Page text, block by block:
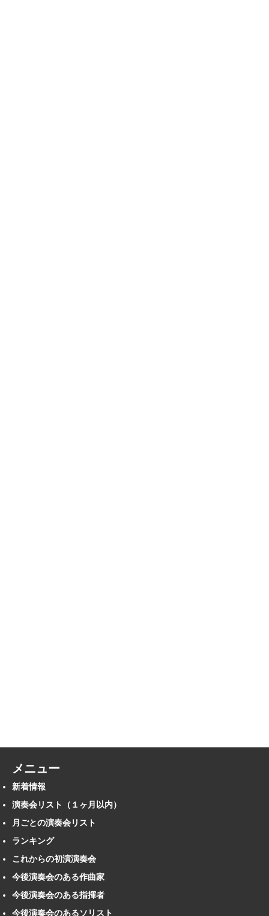
メニュー
新着情報
演奏会リスト（１ヶ月以内）
月ごとの演奏会リスト
ランキング
これからの初演演奏会
今後演奏会のある作曲家
今後演奏会のある指揮者
今後演奏会のあるソリスト